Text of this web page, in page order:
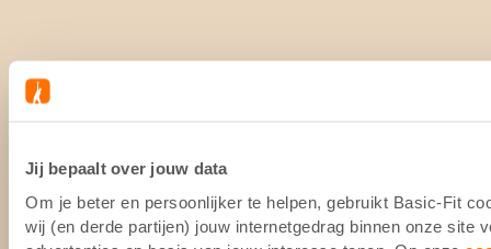
Jij bepaalt over jouw data
Om je beter en persoonlijker te helpen, gebruikt Basic-Fit
wij (en derde partijen) jouw internetgedrag binnen onze site